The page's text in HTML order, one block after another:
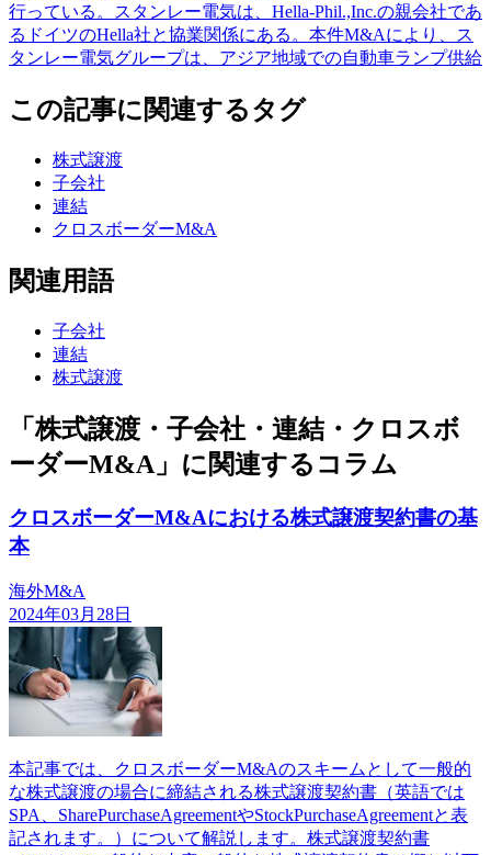
行っている。スタンレー電気は、Hella-Phil.,Inc.の親会社であ
るドイツのHella社と協業関係にある。本件M&Aにより、ス
タンレー電気グループは、アジア地域での自動車ランプ供給
この記事に関連するタグ
株式譲渡
子会社
連結
クロスボーダーM&A
関連用語
子会社
連結
株式譲渡
「株式譲渡・子会社・連結・クロスボ
ーダーM&A」に関連するコラム
クロスボーダーM&Aにおける株式譲渡契約書の基
本
海外M&A
2024年03月28日
本記事では、クロスボーダーM&Aのスキームとして一般的
な株式譲渡の場合に締結される株式譲渡契約書（英語では
SPA、SharePurchaseAgreementやStockPurchaseAgreementと表
記されます。）について解説します。株式譲渡契約書